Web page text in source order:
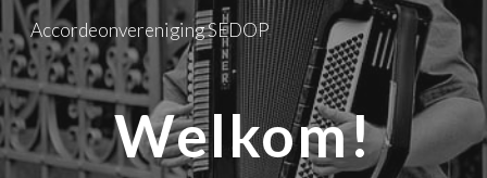
Skip to main content Skip to navigation
Accordeonvereniging SEDOP
Welkom!